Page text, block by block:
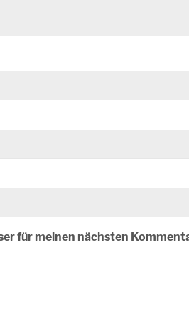
für meinen nächsten